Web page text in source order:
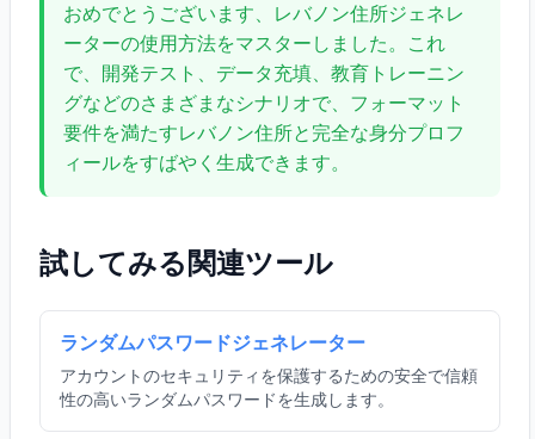
おめでとうございます、レバノン住所ジェネレ
ーターの使用方法をマスターしました。これ
で、開発テスト、データ充填、教育トレーニン
グなどのさまざまなシナリオで、フォーマット
要件を満たすレバノン住所と完全な身分プロフ
ィールをすばやく生成できます。
試してみる関連ツール
ランダムパスワードジェネレーター
アカウントのセキュリティを保護するための安全で信頼
性の高いランダムパスワードを生成します。